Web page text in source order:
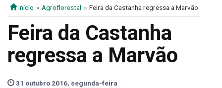
início Agroflorestal Feira da Castanha regressa a Marvão
Feira da Castanha
regressa a Marvão
31 outubro 2016, segunda-feira